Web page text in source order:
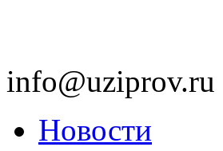
info@uziprov.ru
Новости